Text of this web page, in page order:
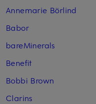
Annemarie Börlind
Babor
bareMinerals
Benefit
Bobbi Brown
Clarins